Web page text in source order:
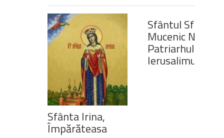
Sfânta Irina,
Împărăteasa
Sfântul Sfinţit
Mucenic Narcis,
Patriarhul
Ierusalimului